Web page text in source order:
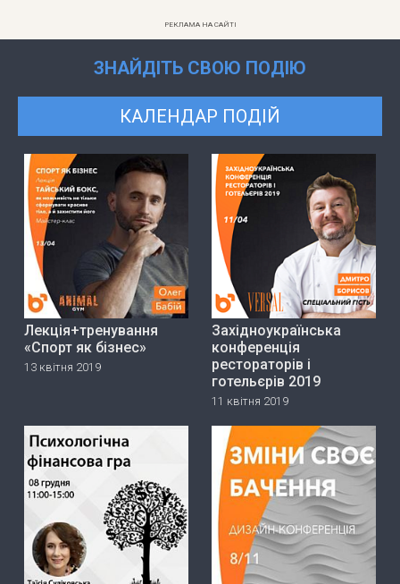
РЕКЛАМА НА САЙТІ
ЗНАЙДІТЬ СВОЮ ПОДІЮ
КАЛЕНДАР ПОДІЙ
Лекція+тренування
«Спорт як бізнес»
13 квітня 2019
Західноукраїнська
конференція
рестораторів і
готельєрів 2019
11 квітня 2019